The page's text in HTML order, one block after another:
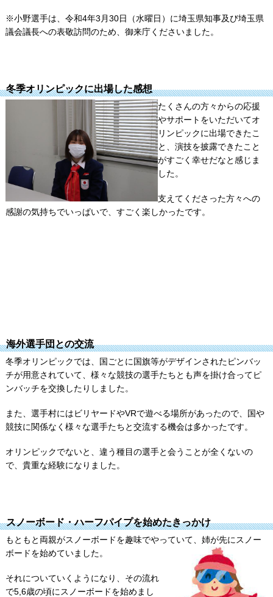
※小野選手は、令和4年3月30日（水曜日）に埼玉県知事及び埼玉県
議会議長への表敬訪問のため、御来庁くださいました。
冬季オリンピックに出場した感想
たくさんの方々からの応援
やサポートをいただいてオ
リンピックに出場できたこ
と、演技を披露できたこと
がすごく幸せだなと感じま
した。
支えてくださった方々への
感謝の気持ちでいっぱいで、すごく楽しかったです。
海外選手団との交流
冬季オリンピックでは、国ごとに国旗等がデザインされたピンバッ
チが用意されていて、様々な競技の選手たちとも声を掛け合ってピ
ンバッチを交換したりしました。
また、選手村にはビリヤードやVRで遊べる場所があったので、国や
競技に関係なく様々な選手たちと交流する機会は多かったです。
オリンピックでないと、違う種目の選手と会うことが全くないの
で、貴重な経験になりました。
スノーボード・ハーフパイプを始めたきっかけ
もともと両親がスノーボードを趣味でやっていて、姉が先にスノー
ボードを始めていました。
それについていくようになり、その流れ
で5,6歳の頃にスノーボードを始めまし